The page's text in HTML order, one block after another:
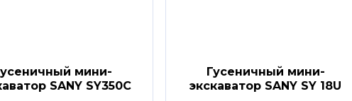
мини-
SANY SY350C
Гусеничный мини-
экскаватор SANY SY 18U